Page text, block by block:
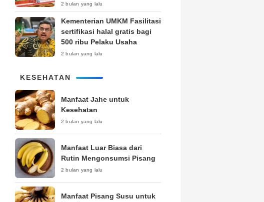
Setara Kota Besar
2 bulan yang lalu
Kementerian UMKM Fasilitasi
sertifikasi halal gratis bagi
500 ribu Pelaku Usaha
2 bulan yang lalu
KESEHATAN
Manfaat Jahe untuk
Kesehatan
2 bulan yang lalu
Manfaat Luar Biasa dari
Rutin Mengonsumsi Pisang
2 bulan yang lalu
Manfaat Pisang Susu untuk